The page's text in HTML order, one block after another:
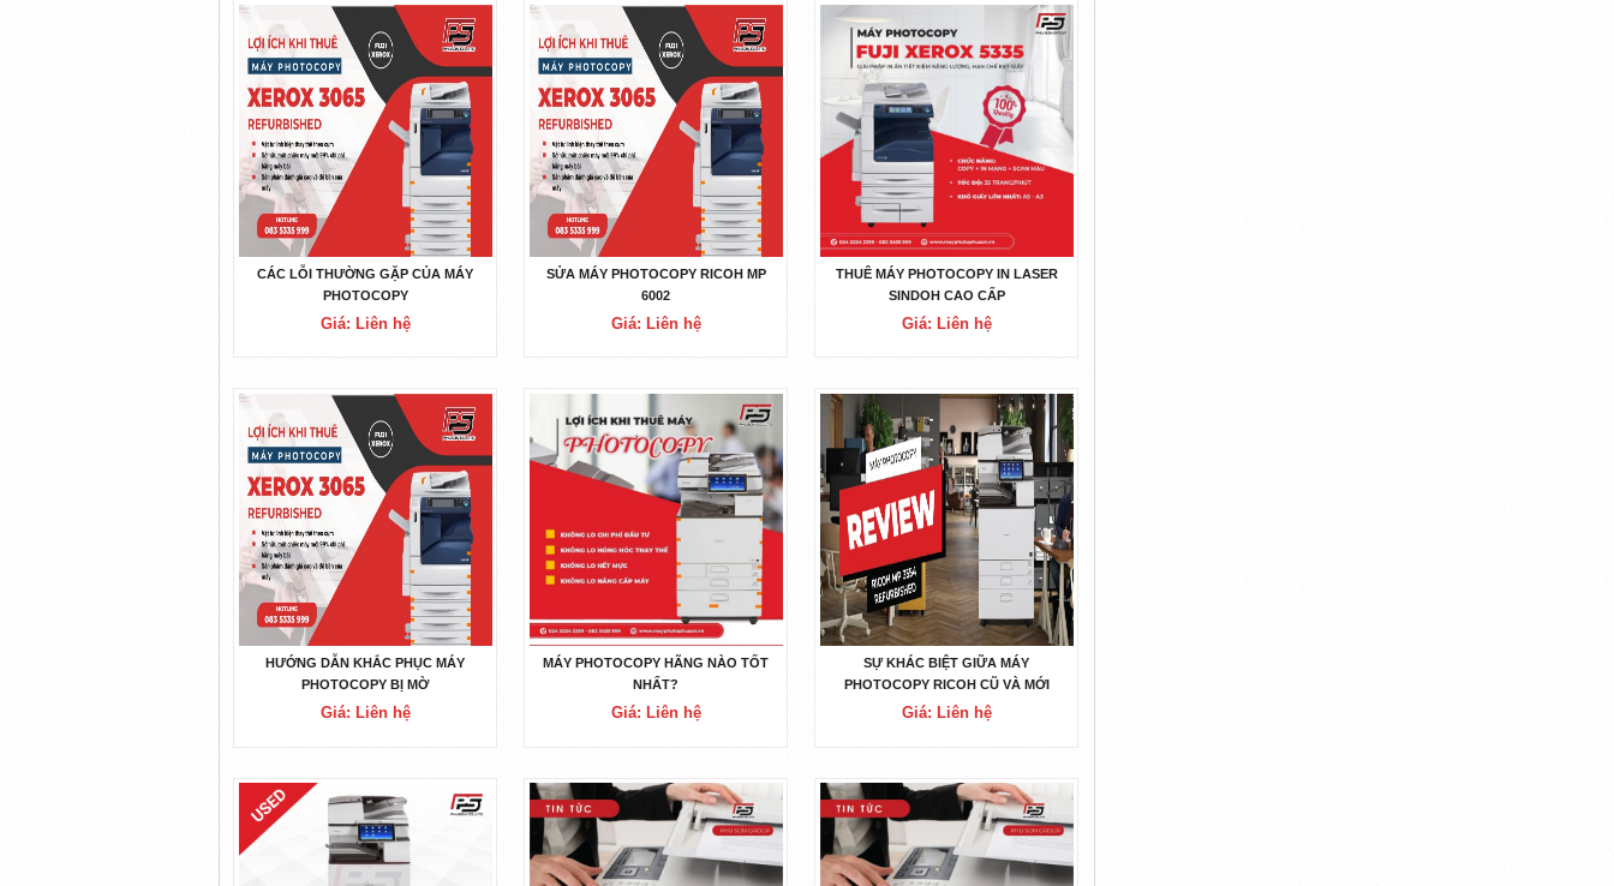
CÁC LỖI THƯỜNG GẶP CỦA MÁY
PHOTOCOPY
Giá: Liên hệ
SỬA MÁY PHOTOCOPY RICOH MP
6002
Giá: Liên hệ
THUÊ MÁY PHOTOCOPY IN LASER
SINDOH CAO CẤP
Giá: Liên hệ
HƯỚNG DẪN KHẮC PHỤC MÁY
PHOTOCOPY BỊ MỜ
Giá: Liên hệ
MÁY PHOTOCOPY HÃNG NÀO TỐT
NHẤT?
Giá: Liên hệ
SỰ KHÁC BIỆT GIỮA MÁY
PHOTOCOPY RICOH CŨ VÀ MỚI
Giá: Liên hệ